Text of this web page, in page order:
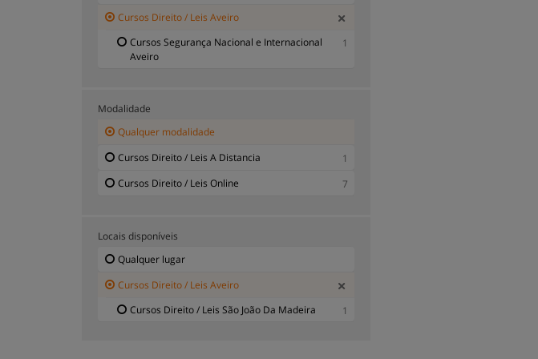
Cursos Direito / Leis Aveiro
Cursos Segurança Nacional e Internacional
Aveiro
1
Modalidade
Qualquer modalidade
Cursos Direito / Leis A Distancia
1
Cursos Direito / Leis Online
7
Locais disponíveis
Qualquer lugar
Cursos Direito / Leis Aveiro
Cursos Direito / Leis São João Da Madeira
1